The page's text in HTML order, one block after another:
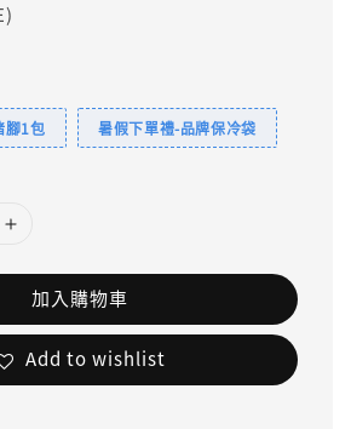
腳1包 暑假下單禮-品牌保冷袋
加入購物車
Add to wishlist